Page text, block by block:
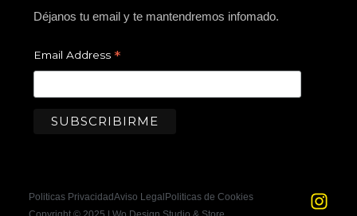
Déjanos tu email y te mantendremos infomado.
Email Address *
Politicas PrivacidadAviso Legal Politicas de Cookies
I
F